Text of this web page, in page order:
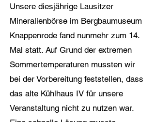
Unsere diesjährige Lausitzer
Mineralienbörse im Bergbaumuseum
Knappenrode fand nunmehr zum 14.
Mal statt. Auf Grund der extremen
Sommertemperaturen mussten wir
bei der Vorbereitung feststellen, dass
das alte Kühlhaus IV für unsere
Veranstaltung nicht zu nutzen war.